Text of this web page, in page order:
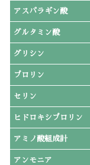
アスパラギン酸
グルタミン酸
グリシン
プロリン
セリン
ヒドロキシプロリン
アミノ酸組成計
アンモニア